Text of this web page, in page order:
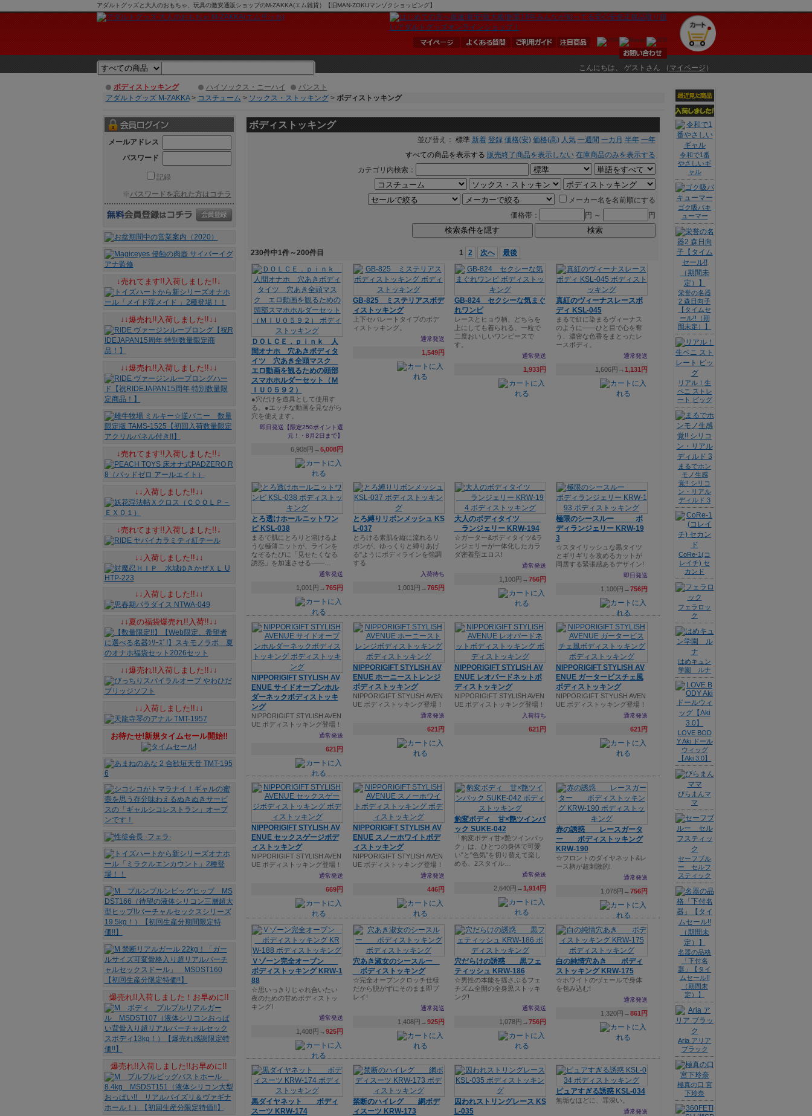
アダルトグッズと大人のおもちゃ、玩具の激安通販ショップのM-ZAKKA(エム雑貨）【旧MAN-ZOKUマンゾクショッピング】
こんにちは、 ゲストさん （ マイページ ）
ボディストッキング ハイソックス・ニーハイ
パンスト
アダルトグッズ M-ZAKKA> コスチューム > ソックス・ストッキング> ボディストッキング
ボディストッキング
並び替え： 標準 新着 登録 価格(安) 価格(高) 人気 一週間 一カ月 半年 一年
すべての商品を表示する 販売終了商品を表示しない 在庫商品のみを表示する
カテゴリ内検索：
メーカー名を名前順にする
価格帯：
円 ～ 円
検索条件を隠す 検索
230件中1件～200件目 1 2 次へ 最後
ＤＯＬＣＥ．ｐｉｎｋ 人
間オナホ 穴あきボディタ
イツ 穴あき全頭マスク
エロ動画を観るための頭部
スマホホルダーセット（Ｍ
ＩＵ０５９２）
●穴だけを道具として使用す
る。●エッチな動画を見ながら
穴を使えます。
即日発送【限定250ポイント還
元！・8月2日まで】
6,908円→5,008円
GB-825 ミステリアスボデ
ィストッキング
上下セパレートタイプのボデ
ィストッキング。
通常発送
1,549円
GB-824 セクシーな気まぐ
れワンピ
レースとヒョウ柄、どちらを
上にしても着られる、一粒で
二度おいしいワンピースで
す。
通常発送
1,933円
真紅のヴィーナスレースボ
ディ KSL-045
まるで紅に染まるヴィーナス
のように――ひと目で心を奪
う、濃密な色香をまとったレ
ースボディ。
通常発送
1,606円→1,131円
とろ透けホールニットワン
ピ KSL-038
まるで肌にとろりと溶けるよ
うな極薄ニットが、ラインを
なぞるたびに「見せたくなる
誘惑」を加速させる――…
通常発送
1,001円→765円
とろ縛りリボンメッシュ KS
L-037
とろける素肌を縦に流れるリ
ボンが、ゆっくりと縛りあげ
る"ようにボディラインを強調
する
入荷待ち
1,001円→765円
大人のボディタイツ
ランジェリー KRW-194
☆ガーター&ボディタイツ&ラ
ンジェリーが一体化したカラ
ダ密着型エロス!
通常発送
1,100円→756円
極限のシースルー ボ
ディランジェリー KRW-19
3
☆スタイリッシュな黒タイツ
とギリギリを攻めるカットが
同居する緊張感あるデザイン!
即日発送
1,100円→756円
NIPPORIGIFT STYLISH AV
ENUE サイドオープンホル
ダーネックボディストッキ
ング
NIPPORIGIFT STYLISH AVEN
UE ボディストッキング登場！
通常発送
621円
NIPPORIGIFT STYLISH AV
ENUE ホーニーストレンジ
ボディストッキング
NIPPORIGIFT STYLISH AVEN
UE ボディストッキング登場！
通常発送
621円
NIPPORIGIFT STYLISH AV
ENUE レオパードネットボ
ディストッキング
NIPPORIGIFT STYLISH AVEN
UE ボディストッキング登場！
入荷待ち
621円
NIPPORIGIFT STYLISH AV
ENUE ガータービスチェ風
ボディストッキング
NIPPORIGIFT STYLISH AVEN
UE ボディストッキング登場！
通常発送
621円
NIPPORIGIFT STYLISH AV
ENUE セックスゲージボデ
ィストッキング
NIPPORIGIFT STYLISH AVEN
UE ボディストッキング登場！
通常発送
669円
NIPPORIGIFT STYLISH AV
ENUE スノーホワイトボデ
ィストッキング
NIPPORIGIFT STYLISH AVEN
UE ボディストッキング登場！
通常発送
446円
豹変ボディ 甘×艶ツインパ
ック SUKE-042
「豹変ボディ甘×艶ツインパッ
ク」は、ひとつの身体で可愛
い"と"色気"を切り替えて楽し
める、2スタイル…
通常発送
2,640円→1,914円
赤の誘惑 レースガータ
ー ボディストッキング
KRW-190
☆フロントのダイヤネット&レ
ース柄が超刺激的!
通常発送
1,078円→756円
Ｖゾーン完全オープン
ボディストッキング KRW-1
88
☆思いっきりじゃれ合いたい
夜のための甘めボディストッ
キング!
通常発送
1,408円→925円
穴あき淑女のシースルー
ボディストッキング
☆完全オープンクロッチ仕様
だから脱がずにそのまま即プ
レイ!
通常発送
1,408円→925円
穴だらけの誘惑 黒フェ
ティッシュ KRW-186
☆男性の本能を揺さぶるフェ
チズム全開の全身黒ストッキ
ング!
通常発送
1,078円→756円
白の純情穴あき ボディ
ストッキング KRW-175
☆ホワイトのヴェールで身体
を包み込む!
通常発送
1,320円→861円
黒ダイヤネット ボディ
スーツ KRW-174
禁断のハイレグ 網ボデ
ィスーツ KRW-173
囚われストリングレース KS
L-035
ピュアすぎる誘惑 KSL-034
無垢なほどに、罪深い。
通常発送
メールアドレス
パスワード
記録
※パスワードを忘れた方はコチラ
↓売れてます!!入荷しました!!↓
↓↓爆売れ!!入荷しました!!↓↓
↓↓爆売れ!!入荷しました!!↓↓
↓売れてます!!入荷しました!!↓
↓↓入荷しました!!↓↓
↓売れてます!!入荷しました!!↓
↓↓入荷しました!!↓↓
↓↓入荷しました!!↓↓
↓↓夏の福袋爆売れ!!入荷!!↓↓
↓↓爆売れ!!入荷しました!!↓↓
↓↓入荷しました!!↓↓
お待たせ!新規タイムセール開始!!
爆売れ!!入荷しました！お早めに!!
爆売れ!!入荷しました!!お早めに!!
令和で1番
やさしいギ
ャル
ゴク吸バキ
ューマー
栄誉の名器
2 森日向子
【タイムセ
ール!!（期
間未定）】
リアル！生
ペニ ストレ
ート ビッグ
まるでホン
モノ生感
覚!! シリコ
ン・リアル
ディルド 3
CoRe-1(コ
レイチ) セ
カンド
フェラロッ
ク
はめキュン
学園 ルナ
LOVE BOD
Y Aki ドール
ウィッグ
【Aki 3.0】
びらまんマ
マ
セーフブル
ー セルフ
スティック
名器の品格
「下付名
器」【タイ
ムセール!!
（期間未
定）】
Aria アリア
ブラック
極真の口 宮
下玲奈